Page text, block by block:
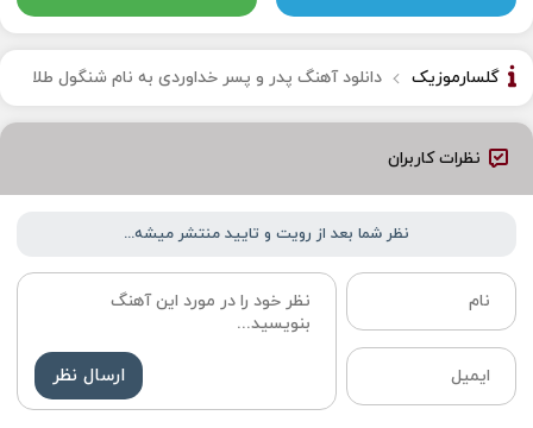
گلسارموزیک دانلود آهنگ پدر و پسر خداوردی به نام شنگول طلا
نظرات کاربران
نظر شما بعد از رویت و تایید منتشر میشه...
ارسال نظر